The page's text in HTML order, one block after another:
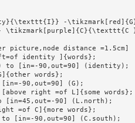
-
\tikzmark[purple]{C}{\texttt{C
picture,node distance =1.5cm]
identity ]{words};
to [in=-90,out=90] (identity);
words};
90,out=90] (G);
right =of L]{some words};
[in=45,out=-90] (L.north);
=of C]{more words};
[in=-90,out=90] (C.south);